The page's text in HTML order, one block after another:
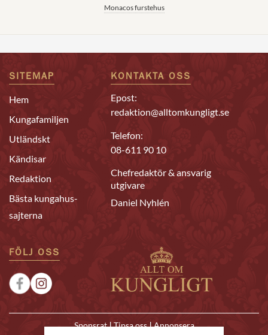
Monacos furstehus
SITEMAP
Hem
Kungafamiljen
Utländskt
Kändisar
Redaktion
Bästa kungahus-
sajterna
KONTAKTA OSS
Epost:
redaktion@alltomkungligt.se
Telefon:
08-611 90 10
Chefredaktör & ansvarig
utgivare
Daniel Nyhlén
FÖLJ OSS
Sponsrat|Tipsa oss|Annonsera